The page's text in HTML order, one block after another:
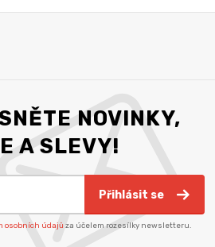
NOVINKY,
A SLEVY!
Přihlásit se
osobních údajů za účelem rozesílky newsletteru.